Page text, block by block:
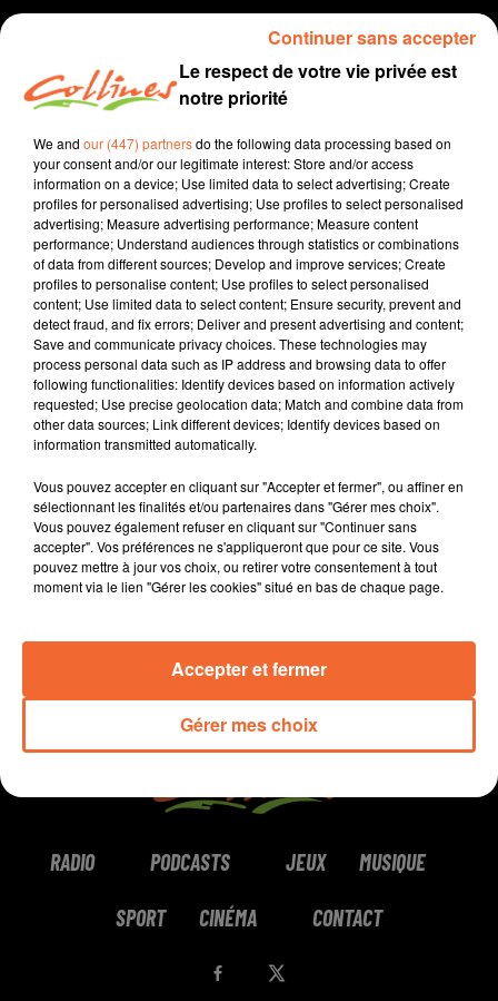
Sport
22 février 2021
INTERVIEW HUGO HAY
Collines la Radio
Sport
Hugo Hay sacré champion de France sur 3.000m. ce
0:00
RADIO PODCASTS JEUX MUSIQUE
SPORT CINÉMA CONTACT
Le respect de votre vie privée est
notre priorité
We and our (447) partnersdo the following data processing based on
your consent and/or our legitimate interest: Store and/or access
information on a device; Use limited data to select advertising; Create
profiles for personalised advertising; Use profiles to select personalised
advertising; Measure advertising performance; Measure content
performance; Understand audiences through statistics or combinations
of data from different sources; Develop and improve services; Create
profiles to personalise content; Use profiles to select personalised
content; Use limited data to select content; Ensure security, prevent and
detect fraud, and fix errors; Deliver and present advertising and content;
Save and communicate privacy choices. These technologies may
process personal data such as IP address and browsing data to offer
following functionalities: Identify devices based on information actively
requested; Use precise geolocation data; Match and combine data from
other data sources; Link different devices; Identify devices based on
information transmitted automatically.
Vous pouvez accepter en cliquant sur "Accepter et fermer", ou affiner en
sélectionnant les finalités et/ou partenaires dans "Gérer mes choix".
Vous pouvez également refuser en cliquant sur "Continuer sans
accepter". Vos préférences ne s'appliqueront que pour ce site. Vous
pouvez mettre à jour vos choix, ou retirer votre consentement à tout
moment via le lien "Gérer les cookies" situé en bas de chaque page.
Gérer mes choix
Accepter et fermer
Continuer sans accepter